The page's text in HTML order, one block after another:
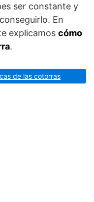
ser constante y
En
explicamos cómo
.
de las cotorras